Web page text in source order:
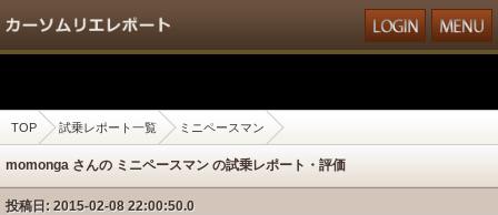
TOP 試乗レポート一覧 ミニペースマン
momonga さんの ミニペースマン の試乗レポート・評価
投稿日: 2015-02-08 22:00:50.0